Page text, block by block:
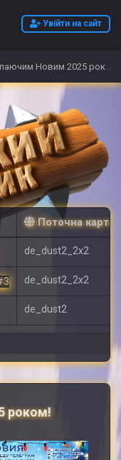
Увійти на сайт
Новим 2025 роком!
Поточна карта
de_dust2_2x2
de_dust2_2x2
de_dust2
роком!